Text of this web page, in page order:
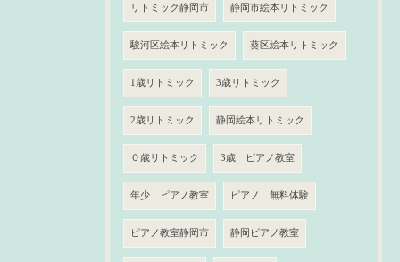
リトミック静岡市 静岡市絵本リトミック
駿河区絵本リトミック 葵区絵本リトミック
1歳リトミック 3歳リトミック
2歳リトミック 静岡絵本リトミック
０歳リトミック 3歳 ピアノ教室
年少 ピアノ教室 ピアノ 無料体験
ピアノ教室静岡市 静岡ピアノ教室